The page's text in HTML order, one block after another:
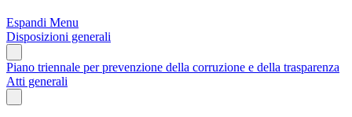
Espandi Menu
Disposizioni generali
Piano triennale per prevenzione della corruzione e della trasparenza
Atti generali